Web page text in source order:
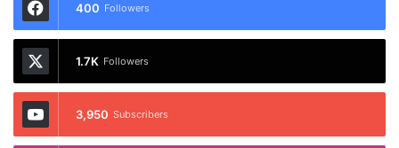
400 Followers
1.7K Followers
3,950 Subscribers